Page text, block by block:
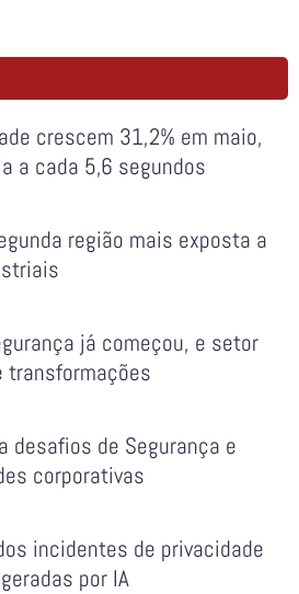
crescem 31,2% em maio,
a cada 5,6 segundos
região mais exposta a
já começou, e setor
transformações
desafios de Segurança e
corporativas
incidentes de privacidade
por IA